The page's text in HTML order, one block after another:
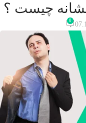
چيست‌ ؟
0